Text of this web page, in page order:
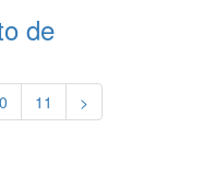
de
11 >